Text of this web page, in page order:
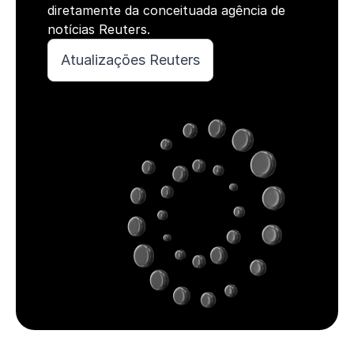
diretamente da conceituada agência de
notícias Reuters.
Atualizações Reuters